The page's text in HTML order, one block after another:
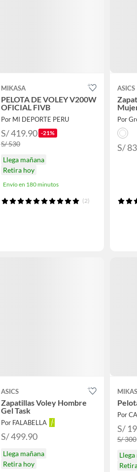
MIKASA
PELOTA DE VOLEY V200W
OFICIAL FIVB
Por MI DEPORTE PERU
S/ 419.90 -21%
S/ 530
Llega mañana
Retira hoy
Envío en 180 minutos
(2)
ASICS
Por
S/
ASICS
Zapatillas Voley Hombre
Gel Task
Por FALABELLA
S/ 499.90
Llega mañana
Retira hoy
S/
S/ 300